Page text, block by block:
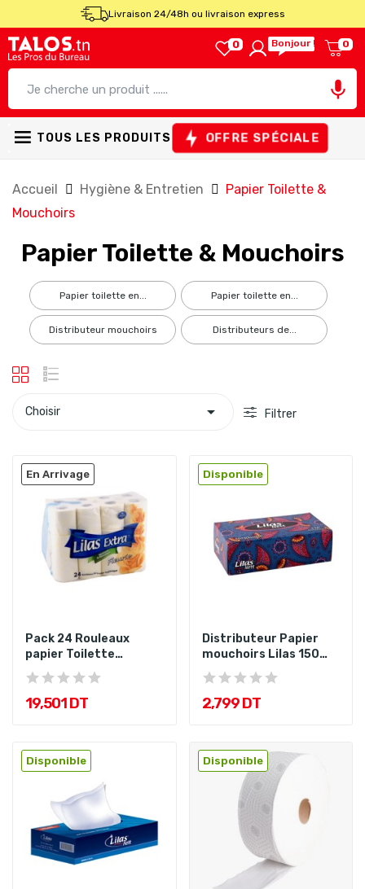
Livraison 24/48h ou livraison express
0 Bonjour ! 0

TOUS LES PRODUITS OFFRE SPÉCIALE
Accueil Hygiène & Entretien
Papier Toilette &
Mouchoirs
Papier Toilette & Mouchoirs
papier toilette en... papier toilette en...
distributeur mouchoirs distributeurs de...
Choisir  Filtrer
En Arrivage
Pack 24 Rouleaux
papier Toilette
Fleuries Lilas
19,501 DT
Disponible
Distributeur Papier
mouchoirs Lilas 150
feuilles
2,799 DT
Disponible Disponible